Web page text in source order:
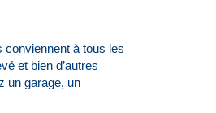
conviennent à tous les
et bien d’autres
un garage, un